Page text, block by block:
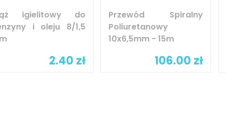
igielitowy do
i oleju 8/1,5
2.40 zł
Przewód Spiralny
Poliuretanowy
10x6,5mm - 15m
106.00 zł